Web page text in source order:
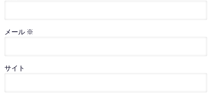
メール ※
サイト